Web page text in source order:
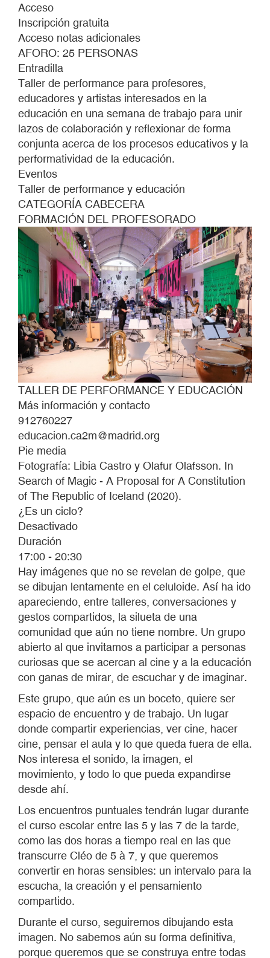
DE
PERFORMANCE
Y
Acceso
Inscripción gratuita
Acceso notas adicionales
AFORO: 25 PERSONAS
Entradilla
Taller de performance para profesores,
educadores y artistas interesados en la
educación en una semana de trabajo para unir
lazos de colaboración y reflexionar de forma
conjunta acerca de los procesos educativos y la
performatividad de la educación.
Eventos
Taller de performance y educación
CATEGORÍA CABECERA
FORMACIÓN DEL PROFESORADO
TALLER DE PERFORMANCE Y EDUCACIÓN
Más información y contacto
912760227
educacion.ca2m@madrid.org
Pie media
Fotografía: Libia Castro y Olafur Olafsson. In
Search of Magic - A Proposal for A Constitution
of The Republic of Iceland (2020).
¿Es un ciclo?
Desactivado
Duración
17:00 - 20:30
Hay imágenes que no se revelan de golpe, que
se dibujan lentamente en el celuloide. Así ha ido
apareciendo, entre talleres, conversaciones y
gestos compartidos, la silueta de una
comunidad que aún no tiene nombre. Un grupo
abierto al que invitamos a participar a personas
curiosas que se acercan al cine y a la educación
con ganas de mirar, de escuchar y de imaginar.
Este grupo, que aún es un boceto, quiere ser
espacio de encuentro y de trabajo. Un lugar
donde compartir experiencias, ver cine, hacer
cine, pensar el aula y lo que queda fuera de ella.
Nos interesa el sonido, la imagen, el
movimiento, y todo lo que pueda expandirse
desde ahí.
Los encuentros puntuales tendrán lugar durante
el curso escolar entre las 5 y las 7 de la tarde,
como las dos horas a tiempo real en las que
transcurre Cléo de 5 à 7, y que queremos
convertir en horas sensibles: un intervalo para la
escucha, la creación y el pensamiento
compartido.
Durante el curso, seguiremos dibujando esta
imagen. No sabemos aún su forma definitiva,
porque queremos que se construya entre todas